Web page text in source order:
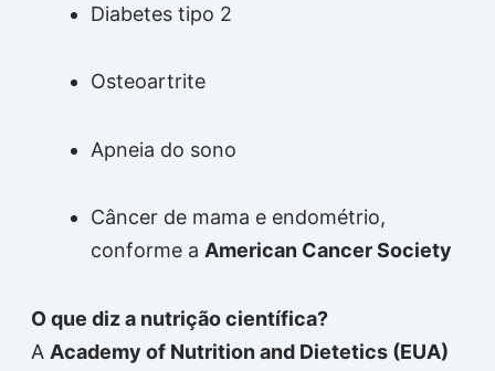
Diabetes tipo 2
Osteoartrite
Apneia do sono
Câncer de mama e endométrio,
conforme a American Cancer Society
O que diz a nutrição científica?
A Academy of Nutrition and Dietetics (EUA)